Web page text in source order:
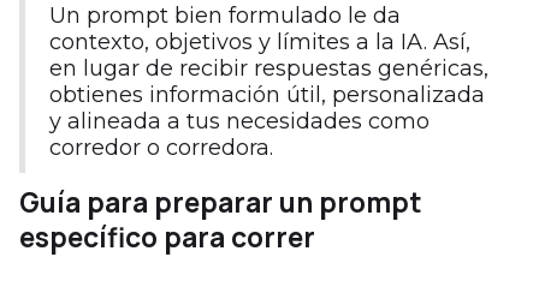
Un prompt bien formulado le da
contexto, objetivos y límites a la IA. Así,
en lugar de recibir respuestas genéricas,
obtienes información útil, personalizada
y alineada a tus necesidades como
corredor o corredora.
Guía para preparar un prompt
específico para correr